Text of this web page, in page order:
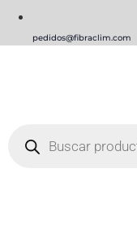
pedidos@fibraclim.com
productos